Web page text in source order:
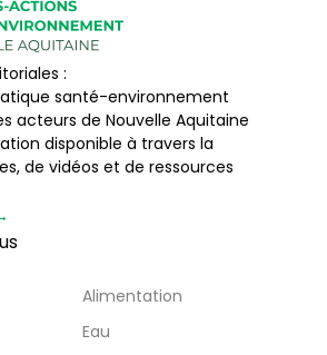
:
santé-environnement
acteurs de Nouvelle Aquitaine
disponible à travers la
de vidéos et de ressources
Alimentation
Eau